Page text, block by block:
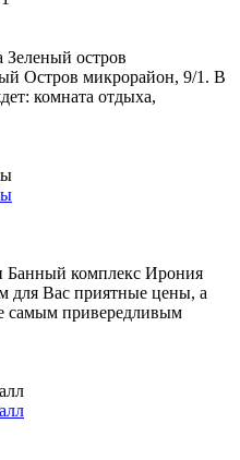
Зеленый остров
Остров микрорайон, 9/1. В
комната отдыха,
Банный комплекс Ирония
для Вас приятные цены, а
самым привередливым